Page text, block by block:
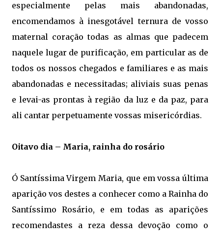
especialmente pelas mais abandonadas,
encomendamos à inesgotável ternura de vosso
maternal coração todas as almas que padecem
naquele lugar de purificação, em particular as de
todos os nossos chegados e familiares e as mais
abandonadas e necessitadas; aliviais suas penas
e levai-as prontas à região da luz e da paz, para
ali cantar perpetuamente vossas misericórdias.
Oitavo dia – Maria, rainha do rosário
Ó Santíssima Virgem Maria, que em vossa última
aparição vos destes a conhecer como a Rainha do
Santíssimo Rosário, e em todas as aparições
recomendastes a reza dessa devoção como o